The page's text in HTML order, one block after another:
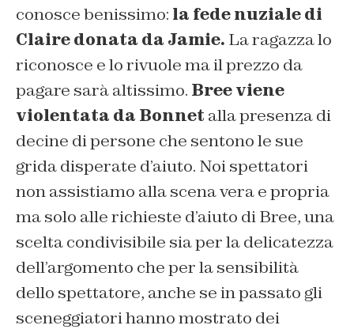
conosce benissimo: la fede nuziale di
Claire donata da Jamie. La ragazza lo
riconosce e lo rivuole ma il prezzo da
pagare sarà altissimo. Bree viene
violentata da Bonnet alla presenza di
decine di persone che sentono le sue
grida disperate d’aiuto. Noi spettatori
non assistiamo alla scena vera e propria
ma solo alle richieste d’aiuto di Bree, una
scelta condivisibile sia per la delicatezza
dell’argomento che per la sensibilità
dello spettatore, anche se in passato gli
sceneggiatori hanno mostrato dei